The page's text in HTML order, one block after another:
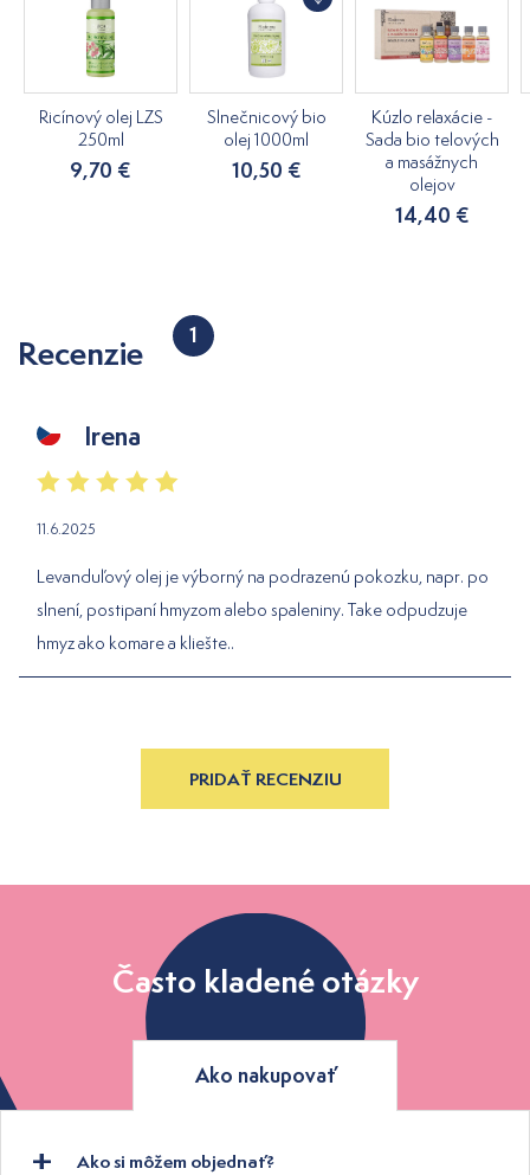
Ricínový olej LZS
250ml
9,70 €
Slnečnicový bio
olej 1000ml
10,50 €
Kúzlo relaxácie -
Sada bio telových
a masážnych
olejov
14,40 €
Recenzie 1
Irena
11.6.2025
Levanduľový olej je výborný na podrazenú pokozku, napr. po
slnení, postipaní hmyzom alebo spaleniny. Take odpudzuje
hmyz ako komare a kliešte..
PRIDAŤ RECENZIU
Často kladené otázky
Ako nakupovať
Ako si môžem objednať?